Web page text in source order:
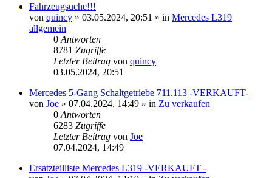
Fahrzeugsuche!!!
von quincy » 03.05.2024, 20:51 » in Mercedes L319
allgemein
0 Antworten
8781 Zugriffe
Letzter Beitrag von quincy
03.05.2024, 20:51
Mercedes 5-Gang Schaltgetriebe 711.113 -VERKAUFT-
von Joe » 07.04.2024, 14:49 » in Zu verkaufen
0 Antworten
6283 Zugriffe
Letzter Beitrag von Joe
07.04.2024, 14:49
Ersatzteilliste Mercedes L319 -VERKAUFT -